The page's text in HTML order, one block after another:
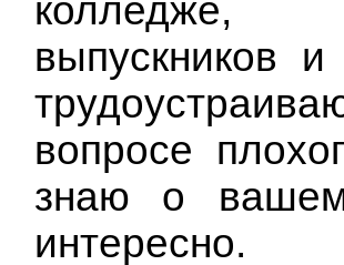
выпускников
вопросе
знаю о
интересно.